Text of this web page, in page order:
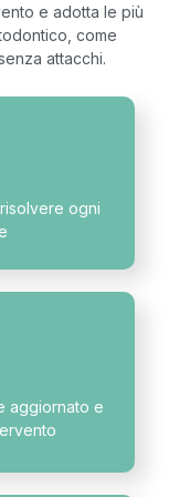
e adotta le più
come
attacchi.
ogni
aggiornato e